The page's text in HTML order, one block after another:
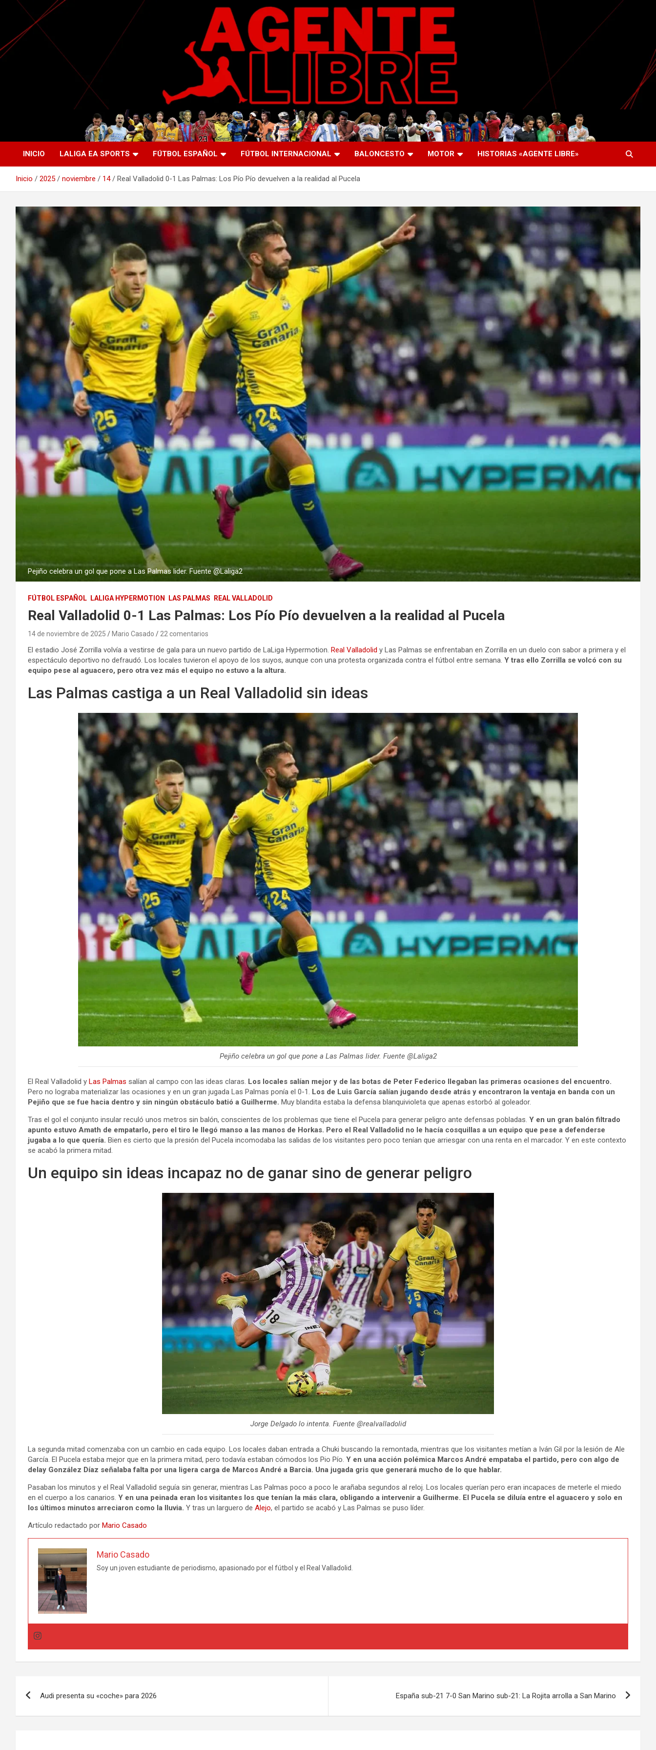
Saltar
contenido
Agente Libre Digital
La nueva generación del periodismo deportivo.
INICIO LALIGA EA SPORTS FÚTBOL ESPAÑOL FÚTBOL INTERNACIONAL BALONCESTO MOTOR HISTORIAS «AGENTE LIBRE»
Inicio 2025 noviembre 14 Real Valladolid 0-1 Las Palmas: Los Pío Pío devuelven a la realidad al Pucela
Pejiño celebra un gol que pone a Las Palmas lider. Fuente @Laliga2
FÚTBOL ESPAÑOL LALIGA HYPERMOTION LAS PALMAS REAL VALLADOLID
Real Valladolid 0-1 Las Palmas: Los Pío Pío devuelven a la realidad al Pucela
14 de noviembre de 2025 Mario Casado 22 comentarios
El estadio José Zorrilla volvía a vestirse de gala para un nuevo partido de LaLiga Hypermotion. Real Valladolid y Las Palmas se enfrentaban en Zorrilla en un duelo con sabor a primera y el
espectáculo deportivo no defraudó. Los locales tuvieron el apoyo de los suyos, aunque con una protesta organizada contra el fútbol entre semana. Y tras ello Zorrilla se volcó con su
equipo pese al aguacero, pero otra vez más el equipo no estuvo a la altura.
Las Palmas castiga a un Real Valladolid sin ideas
Pejiño celebra un gol que pone a Las Palmas lider. Fuente @Laliga2
El Real Valladolid y Las Palmas salían al campo con las ideas claras. Los locales salían mejor y de las botas de Peter Federico llegaban las primeras ocasiones del encuentro.
Pero no lograba materializar las ocasiones y en un gran jugada Las Palmas ponía el 0-1. Los de Luis García salían jugando desde atrás y encontraron la ventaja en banda con un
Pejiño que se fue hacia dentro y sin ningún obstáculo batió a Guilherme. Muy blandita estaba la defensa blanquivioleta que apenas estorbó al goleador.
Tras el gol el conjunto insular reculó unos metros sin balón, conscientes de los problemas que tiene el Pucela para generar peligro ante defensas pobladas. Y en un gran balón filtrado
apunto estuvo Amath de empatarlo, pero el tiro le llegó manso a las manos de Horkas. Pero el Real Valladolid no le hacía cosquillas a un equipo que pese a defenderse
jugaba a lo que quería. Bien es cierto que la presión del Pucela incomodaba las salidas de los visitantes pero poco tenían que arriesgar con una renta en el marcador. Y en este contexto
se acabó la primera mitad.
Un equipo sin ideas incapaz no de ganar sino de generar peligro
Jorge Delgado lo intenta. Fuente @realvalladolid
La segunda mitad comenzaba con un cambio en cada equipo. Los locales daban entrada a Chuki buscando la remontada, mientras que los visitantes metían a Iván Gil por la lesión de Ale
García. El Pucela estaba mejor que en la primera mitad, pero todavía estaban cómodos los Pio Pío. Y en una acción polémica Marcos André empataba el partido, pero con algo de
delay González Díaz señalaba falta por una ligera carga de Marcos André a Barcia. Una jugada gris que generará mucho de lo que hablar.
Pasaban los minutos y el Real Valladolid seguía sin generar, mientras Las Palmas poco a poco le arañaba segundos al reloj. Los locales querían pero eran incapaces de meterle el miedo
en el cuerpo a los canarios. Y en una peinada eran los visitantes los que tenían la más clara, obligando a intervenir a Guilherme. El Pucela se diluía entre el aguacero y solo en
los últimos minutos arreciaron como la lluvia. Y tras un larguero de Alejo, el partido se acabó y Las Palmas se puso líder.
Artículo redactado por Mario Casado
Mario Casado
Soy un joven estudiante de periodismo, apasionado por el fútbol y el Real Valladolid.
Audi presenta su «coche» para 2026 España sub-21 7-0 San Marino sub-21: La Rojita arrolla a San Marino